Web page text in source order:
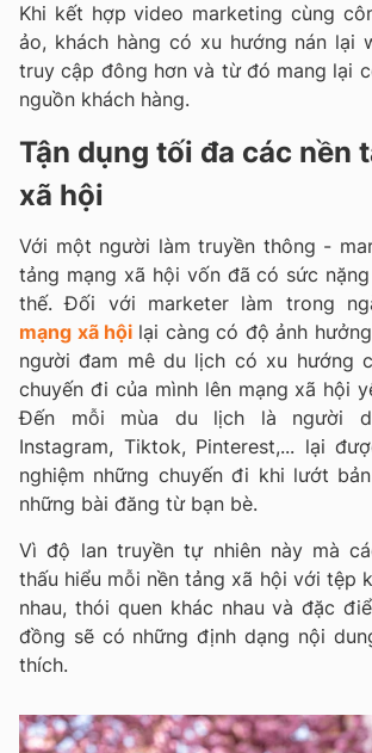
Khi kết hợp video marketing cùng
ảo, khách hàng có xu hướng nán lại
truy cập đông hơn và từ đó mang lại
nguồn khách hàng.
Tận dụng tối đa các nền
xã hội
Với một người làm truyền thông -
tảng mạng xã hội vốn đã có sức
thế. Đối với marketer làm trong
mạng xã hội lại càng có độ ảnh
người đam mê du lịch có xu hướng
chuyến đi của mình lên mạng xã hội
Đến mỗi mùa du lịch là người
Instagram, Tiktok, Pinterest,... lại
nghiệm những chuyến đi khi lướt
những bài đăng từ bạn bè.
Vì độ lan truyền tự nhiên này mà
thấu hiểu mỗi nền tảng xã hội với tệp
nhau, thói quen khác nhau và đặc
đồng sẽ có những định dạng nội
thích.